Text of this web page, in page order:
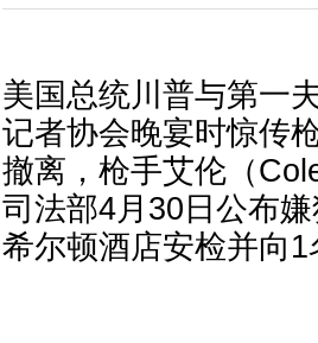
美国总统川普与第一
记者协会晚宴时惊传
撤离，枪手艾伦（
司法部4月30日公布
希尔顿酒店安检并向1